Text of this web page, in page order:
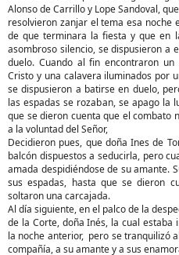
Alonso de Carrillo y Lope Sandoval,
resolvieron zanjar el tema esa noche
de que terminara la fiesta y que en
asombroso silencio, se dispusieron a
duelo. Cuando al fin encontraron
Cristo y una calavera iluminados por
se dispusieron a batirse en duelo,
las espadas se rozaban, se apago la
que se dieron cuenta que el combato
a la voluntad del Señor,
Decidieron pues, que doña Ines de
balcón dispuestos a seducirla, pero
amada despidiéndose de su amante.
sus espadas, hasta que se dieron
soltaron una carcajada.
Al día siguiente, en el palco de la
de la Corte, doña Inés, la cual
la noche anterior, pero se tranquilizó
compañía, a su amante y a sus